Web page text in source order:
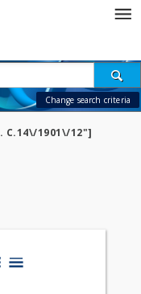
Change search criteria
C.14\/1901\/12"]